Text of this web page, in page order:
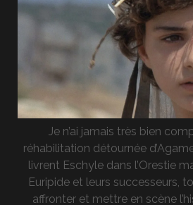
Je n’ai jamais très bien
réhabilitation détournée
livrent Eschyle dans l’Orestie
Euripide et leurs successeurs,
affronter et mettre en scène